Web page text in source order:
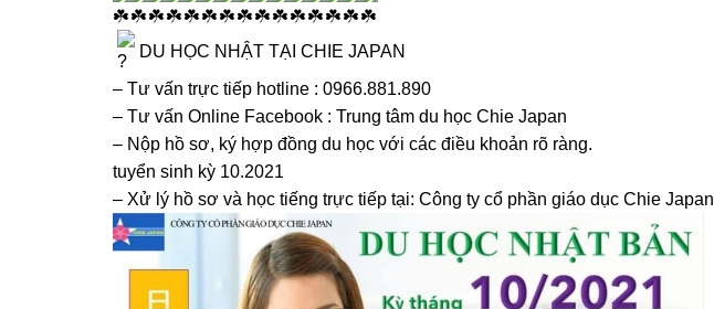
DU HỌC NHẬT TẠI CHIE JAPAN
– Tư vấn trực tiếp hotline : 0966.881.890
– Tư vấn Online Facebook : Trung tâm du học Chie Japan
– Nộp hồ sơ, ký hợp đồng du học với các điều khoản rõ ràng.
tuyển sinh kỳ 10.2021
– Xử lý hồ sơ và học tiếng trực tiếp tại: Công ty cổ phần giáo dục Chie Japan